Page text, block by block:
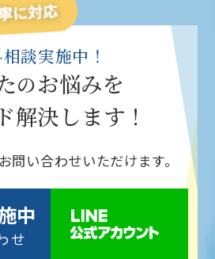
談実施中！
のお悩みを
解決します！
問い合わせいただけます。
中
せ